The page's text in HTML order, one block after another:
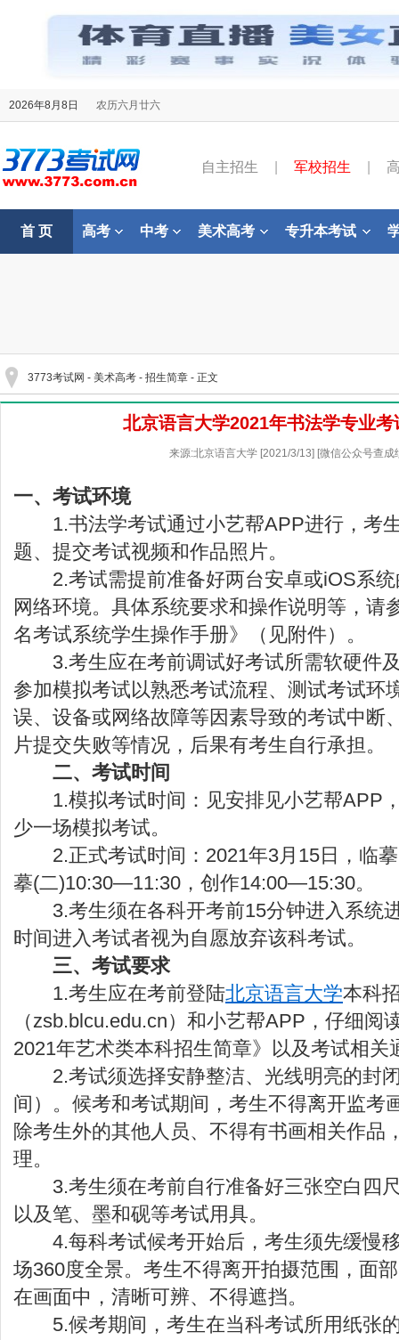
2026年8月8日 农历六月廿六
自主招生 军校招生
首 页 高考 中考 美术高考 专升本考试
3773考试网 - 美术高考 - 招生简章 - 正文
北京语言大学2021年书法学专业考
来源:北京语言大学 [2021/3/13] [微信公众号查成
一、考试环境
1.书法学考试通过小艺帮APP进行，考
题、提交考试视频和作品照片。
2.考试需提前准备好两台安卓或iOS系统
网络环境。具体系统要求和操作说明等，请
名考试系统学生操作手册》（见附件）。
3.考生应在考前调试好考试所需软硬件
参加模拟考试以熟悉考试流程、测试考试环
误、设备或网络故障等因素导致的考试中断
片提交失败等情况，后果有考生自行承担。
二、考试时间
1.模拟考试时间：见安排见小艺帮APP
少一场模拟考试。
2.正式考试时间：2021年3月15日，临
摹(二)10:30—11:30，创作14:00—15:30。
3.考生须在各科开考前15分钟进入系统
时间进入考试者视为自愿放弃该科考试。
三、考试要求
1.考生应在考前登陆北京语言大学本科
（zsb.blcu.edu.cn）和小艺帮APP，仔细阅
2021年艺术类本科招生简章》以及考试相关
2.考试须选择安静整洁、光线明亮的封
间）。候考和考试期间，考生不得离开监考
除考生外的其他人员、不得有书画相关作品
理。
3.考生须在考前自行准备好三张空白四
以及笔、墨和砚等考试用具。
4.每科考试候考开始后，考生须先缓慢
场360度全景。考生不得离开拍摄范围，面
在画面中，清晰可辨、不得遮挡。
5.候考期间，考生在当科考试所用纸张